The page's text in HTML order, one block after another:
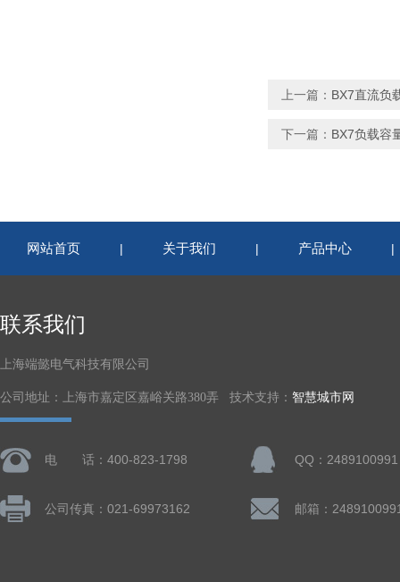
上一篇： BX7直流负
下一篇： BX7负载容
网站首页 | 关于我们 | 产品中心
联系我们
上海端懿电气科技有限公司
公司地址：上海市嘉定区嘉峪关路380弄 技术支持： 智慧城市网
电 话：400-823-1798 QQ：2489100991
公司传真：021-69973162 邮箱：